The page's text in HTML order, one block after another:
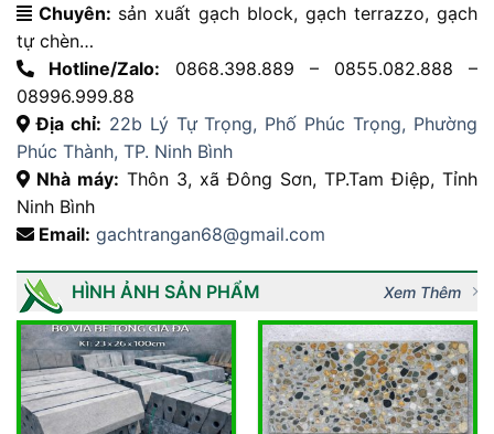
Chuyên: sản xuất gạch block, gạch terrazzo, gạch
tự chèn…
Hotline/Zalo: 0868.398.889 – 0855.082.888 –
08996.999.88
Địa chỉ: 22b Lý Tự Trọng, Phố Phúc Trọng, Phường
Phúc Thành, TP. Ninh Bình
Nhà máy: Thôn 3, xã Đông Sơn, TP.Tam Điệp, Tỉnh
Ninh Bình
Email: gachtrangan68@gmail.com
HÌNH ẢNH SẢN PHẨM Xem Thêm